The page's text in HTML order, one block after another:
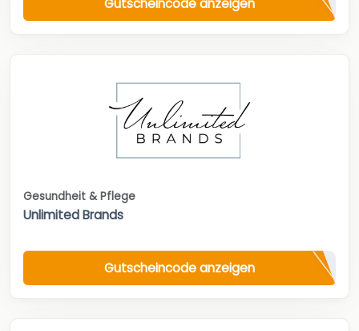
Gesundheit & Pflege
Unlimited Brands
Gutscheincode anzeigen